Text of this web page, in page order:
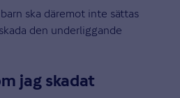
ska däremot inte sättas
den underliggande
jag skadat